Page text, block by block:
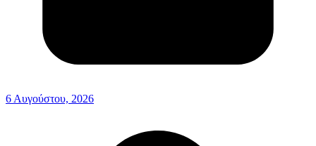
6 Αυγούστου, 2026